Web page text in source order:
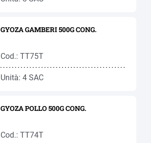
GYOZA GAMBERI 500G CONG.
Cod.: TT75T
Unità: 4 SAC
GYOZA POLLO 500G CONG.
Cod.: TT74T